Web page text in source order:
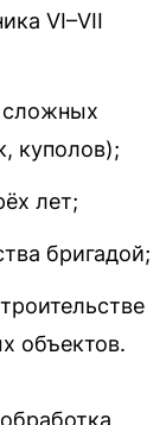
VI–VII
сложных
куполов);
лет;
бригадой;
объектов.